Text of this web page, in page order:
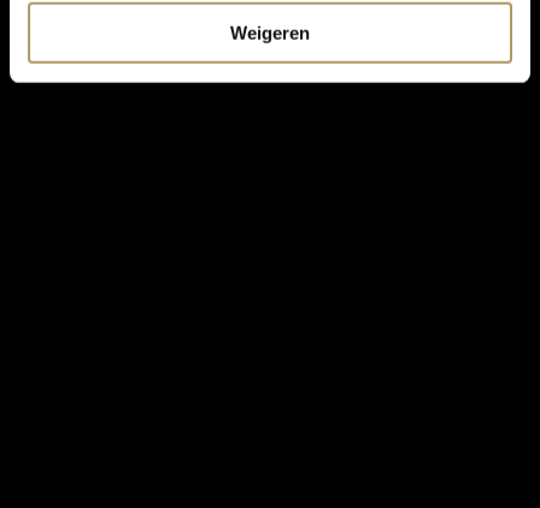
Weigeren